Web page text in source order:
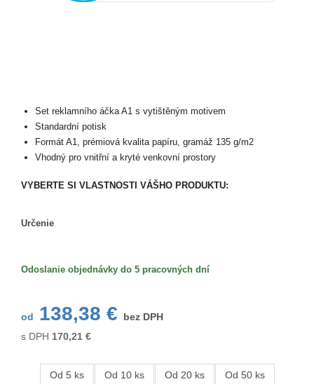
Set reklamního áčka A1 s vytištěným motivem
Standardní potisk
Formát A1, prémiová kvalita papíru, gramáž 135 g/m2
Vhodný pro vnitřní a kryté venkovní prostory
VYBERTE SI VLASTNOSTI VÁŠHO PRODUKTU:
Určenie
Odoslanie objednávky do 5 pracovných dní
od 138,38 €
bez DPH
s DPH 170,21 €
Od 5 ks
Od 10 ks
Od 20 ks
Od 50 ks